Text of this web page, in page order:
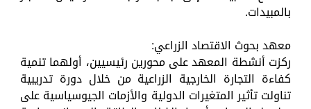
بالمبيدات.
معهد بحوث الاقتصاد الزراعي:
ركزت أنشطة المعهد على محورين رئيسيين، أولهما تنمية
كفاءة التجارة الخارجية الزراعية من خلال دورة تدريبية
تناولت تأثير المتغيرات الدولية والأزمات الجيوسياسية على